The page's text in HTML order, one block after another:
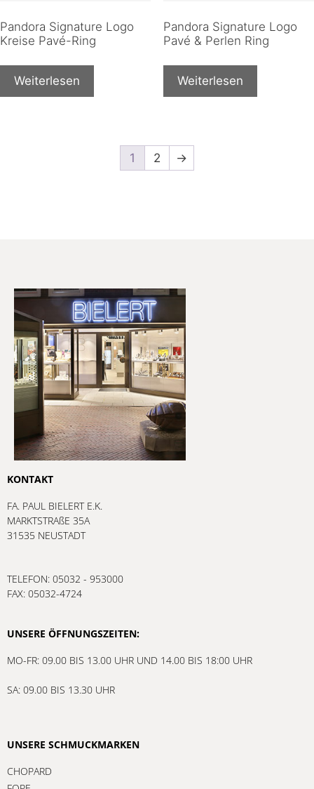
Pandora Signature Logo
Kreise Pavé-Ring
Weiterlesen
Pandora Signature Logo
Pavé & Perlen Ring
Weiterlesen
1 2 →
KONTAKT
FA. PAUL BIELERT E.K.
MARKTSTRAßE 35A
31535 NEUSTADT
TELEFON: 05032 - 953000
FAX: 05032-4724
UNSERE ÖFFNUNGSZEITEN:
MO-FR: 09.00 BIS 13.00 UHR UND 14.00 BIS 18:00 UHR
SA: 09.00 BIS 13.30 UHR
UNSERE SCHMUCKMARKEN
CHOPARD